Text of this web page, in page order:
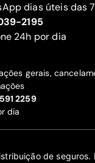
dias úteis das
2195
24h por dia
gerais,
2259
dia
de seguros.